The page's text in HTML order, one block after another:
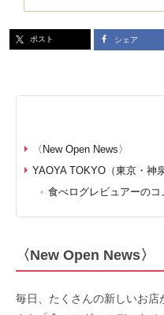
ポスト シェア
〈New Open News〉
YAOYA TOKYO（東京・神泉
食べログレビュアーのコ
〈New Open News〉
毎日、たくさんの新しいお